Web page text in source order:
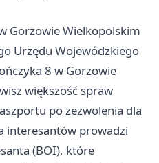
Gorzowie Wielkopolskim
Urzędu Wojewódzkiego
8 w Gorzowie
większość spraw
po zezwolenia dla
interesantów prowadzi
(BOI), które